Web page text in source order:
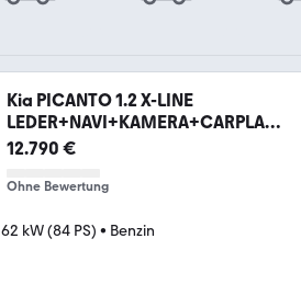
Kia PICANTO 1.2 X-LINE
LEDER+NAVI+KAMERA+CARPLAY
+SIT
12.790 €
Ohne Bewertung
62 kW (84 PS) • Benzin